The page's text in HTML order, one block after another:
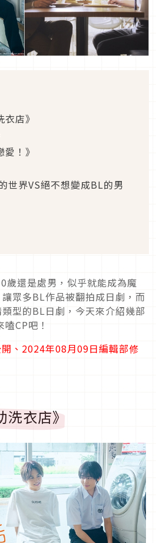
店》
！》
世界VS絕不想變成BL的男
歲還是處男，似乎就能成為魔
眾多BL作品被翻拍成日劇，而
型的BL日劇，今天來介紹幾部
CP吧！
、2024年08月09日編輯部修
洗衣店》